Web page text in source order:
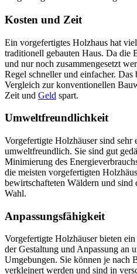
Kosten und Zeit
Ein vorgefertigtes Holzhaus hat
traditionell gebauten Haus. Da die
und nur noch zusammengesetzt
Regel schneller und einfacher. Das
Vergleich zur konventionellen
Zeit und Geld spart.
Umweltfreundlichkeit
Vorgefertigte Holzhäuser sind sehr
umweltfreundlich. Sie sind gut
Minimierung des
die meisten vorgefertigten
bewirtschafteten Wäldern und
Wahl.
Anpassungsfähigkeit
Vorgefertigte Holzhäuser bieten
der Gestaltung und Anpassung an
Umgebungen. Sie können je nach
verkleinert werden und sind in